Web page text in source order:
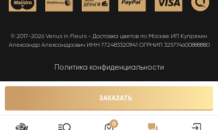
ЗАКАЗАТЬ
© 2017-2026 Venus in Fleurs - Доставка цветов по Москве ИП Купряхин
Александр Александрович ИНН 772483320941 ОГРНИП 325774600888880
Политика конфиденциальности
Карта сайта
0